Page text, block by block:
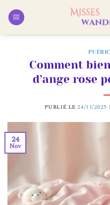
Comment
d’ange rose
PUBLIÉ LE24/11/2025
24
Nov